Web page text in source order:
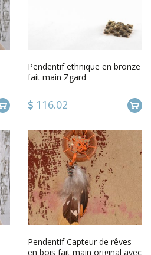
Pendentif ethnique en bronze
fait main Zgard
116.02
Pendentif Capteur de rêves
en bois fait main original avec